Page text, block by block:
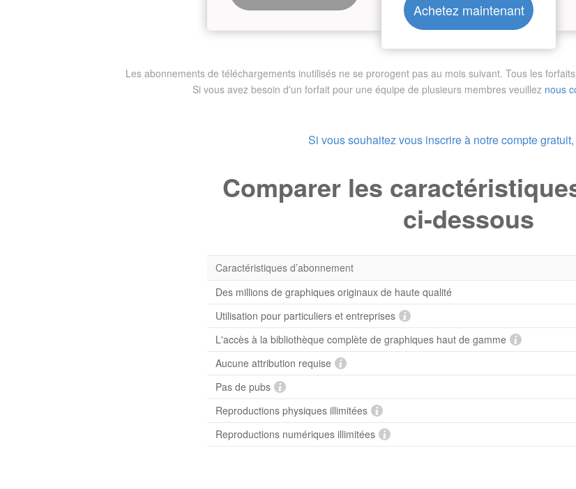
Achetez maintenant
Les abonnements de téléchargements inutilisés ne se prorogent pas au mois suivant. Tous les
Si vous avez besoin d'un forfait pour une équipe de plusieurs membres veuillez nous
Si vous souhaitez vous inscrire à notre compte
Comparer les
ci-dessous
Caractéristiques d’abonnement
Des millions de graphiques originaux de haute qualité
Utilisation pour particuliers et entreprises
L'accès à la bibliothèque complète de graphiques haut de gamme
Aucune attribution requise
Pas de pubs
Reproductions physiques illimitées
Reproductions numériques illimitées